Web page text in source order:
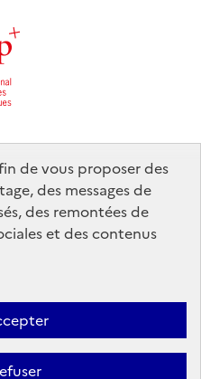
de vous proposer des
des messages de
des remontées de
et des contenus
Accessibilité : partiellement
témoins de connexion (cookies)
données